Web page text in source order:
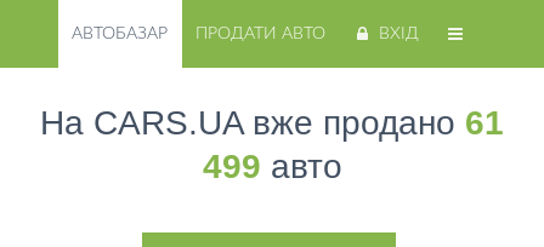
АВТОБАЗАР ПРОДАТИ АВТО ВХІД
На CARS.UA вже продано 61
499 авто